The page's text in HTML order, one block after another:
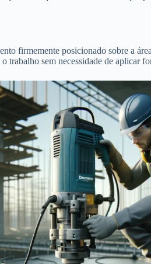
firmemente posicionado sobre a
trabalho sem necessidade de aplicar